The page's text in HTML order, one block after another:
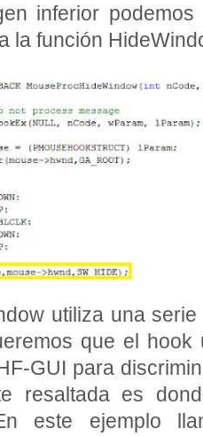
inferior
la función
utiliza una
que el hook
GUI para
resaltada es
este ejemplo